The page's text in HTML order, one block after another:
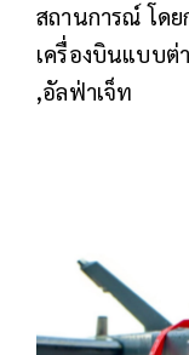
สถานการณ์ โด
เครื่องบินแบบต่
,อัลฟ่าเจ็ท